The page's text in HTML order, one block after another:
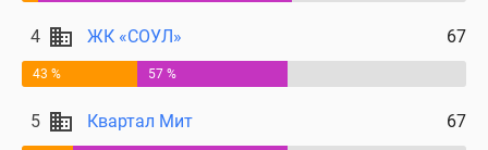
4 ЖК «СОУЛ» 67
43 % 57 %
5 Квартал Мит 67